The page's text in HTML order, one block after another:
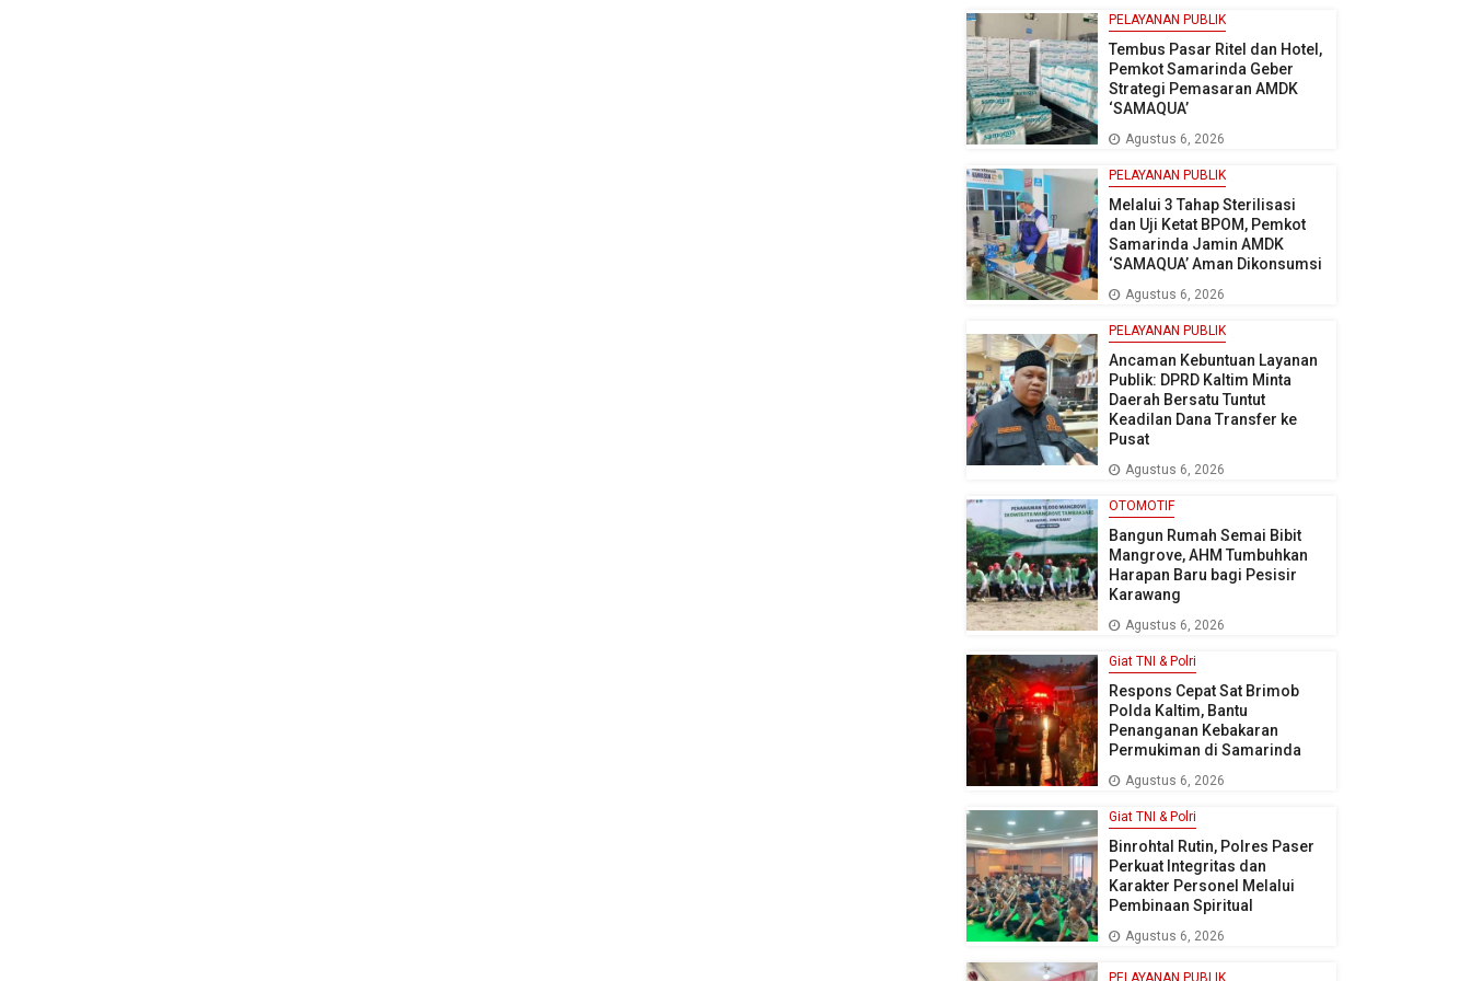
PELAYANAN PUBLIK
Tembus Pasar Ritel dan Hotel,
Pemkot Samarinda Geber
Strategi Pemasaran AMDK
‘SAMAQUA’
Agustus 6, 2026
PELAYANAN PUBLIK
Melalui 3 Tahap Sterilisasi
dan Uji Ketat BPOM, Pemkot
Samarinda Jamin AMDK
‘SAMAQUA’ Aman Dikonsumsi
Agustus 6, 2026
PELAYANAN PUBLIK
Ancaman Kebuntuan Layanan
Publik: DPRD Kaltim Minta
Daerah Bersatu Tuntut
Keadilan Dana Transfer ke
Pusat
Agustus 6, 2026
OTOMOTIF
Bangun Rumah Semai Bibit
Mangrove, AHM Tumbuhkan
Harapan Baru bagi Pesisir
Karawang
Agustus 6, 2026
Giat TNI & Polri
Respons Cepat Sat Brimob
Polda Kaltim, Bantu
Penanganan Kebakaran
Permukiman di Samarinda
Agustus 6, 2026
Giat TNI & Polri
Binrohtal Rutin, Polres Paser
Perkuat Integritas dan
Karakter Personel Melalui
Pembinaan Spiritual
Agustus 6, 2026
PELAYANAN PUBLIK